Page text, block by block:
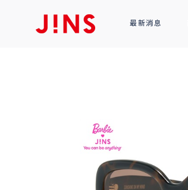
最新消息